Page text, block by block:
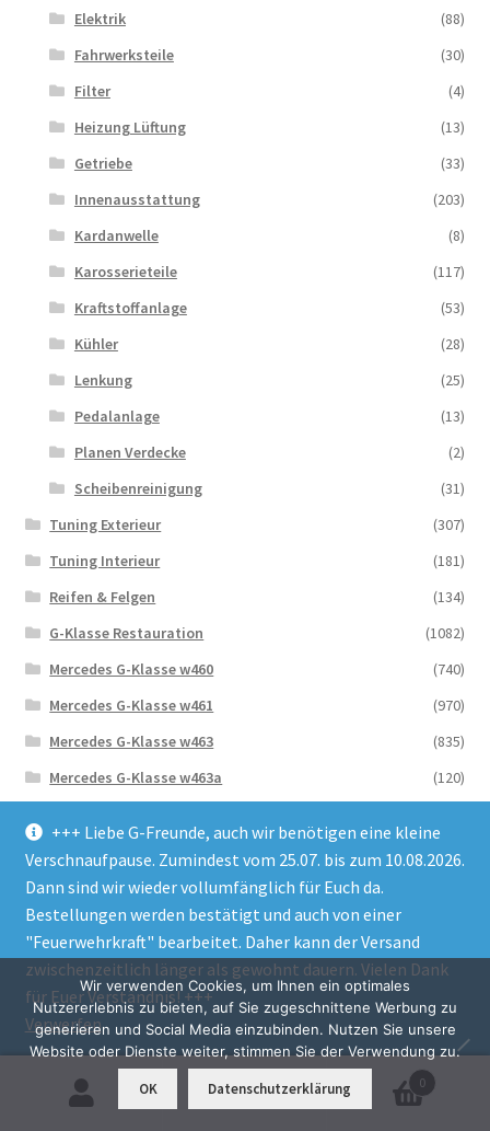
+++ Liebe G-Freunde, auch wir benötigen eine kleine
Verschnaufpause. Zumindest vom 25.07. bis zum 10.08.2026.
Dann sind wir wieder vollumfänglich für Euch da.
Bestellungen werden bestätigt und auch von einer
"Feuerwehrkraft" bearbeitet. Daher kann der Versand
zwischenzeitlich länger als gewohnt dauern. Vielen Dank
für Euer Verständnis! +++
Verwerfen
Elektrik
(88)
Fahrwerksteile
(30)
Filter
(4)
Heizung Lüftung
(13)
Getriebe
(33)
Innenausstattung
(203)
Kardanwelle
(8)
Karosserieteile
(117)
Kraftstoffanlage
(53)
Kühler
(28)
Lenkung
(25)
Pedalanlage
(13)
Planen Verdecke
(2)
Scheibenreinigung
(31)
Tuning Exterieur
(307)
Tuning Interieur
(181)
Reifen & Felgen
(134)
G-Klasse Restauration
(1082)
Mercedes G-Klasse w460
(740)
Mercedes G-Klasse w461
(970)
Mercedes G-Klasse w463
(835)
Mercedes G-Klasse w463a
(120)
Mercedes G-klasse w465
(62)
Puch G
Werkzeug Zubehör
Pulverbeschichtung
(2)
Neuste Beitrage
40 Jahre G-Klasse: 5 verschiedene Frontmasken
0
Wir verwenden Cookies, um Ihnen ein optimales
Nutzererlebnis zu bieten, auf Sie zugeschnittene Werbung zu
generieren und Social Media einzubinden. Nutzen Sie unsere
Website oder Dienste weiter, stimmen Sie der Verwendung zu.
OK Datenschutzerklärung